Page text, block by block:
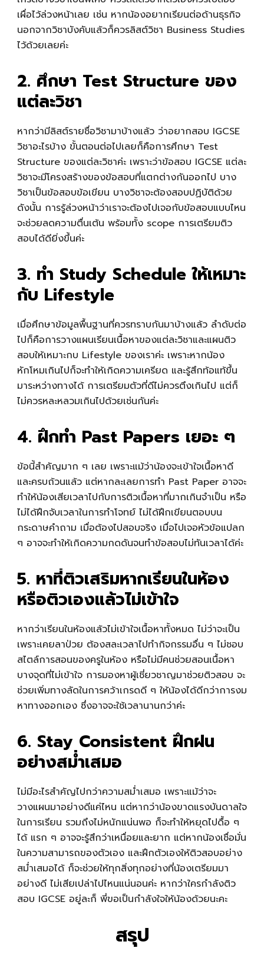
เผื่อไว้ล่วงหน้าเลย เช่น หากน้องอยากเรียนต่อด้านธุรกิจ
นอกจากวิชาบังคับแล้วก็ควรลิสต์วิชา Business Studies
ไว้ด้วยเลยค่ะ
2. ศึกษา Test Structure ของ
แต่ละวิชา
หากว่ามีลิสต์รายชื่อวิชามาบ้างแล้ว ว่าอยากสอบ IGCSE
วิชาอะไรบ้าง ขั้นตอนต่อไปเลยก็คือการศึกษา Test
Structure ของแต่ละวิชาค่ะ เพราะว่าข้อสอบ IGCSE แต่ละ
วิชาจะมีโครงสร้างของข้อสอบที่แตกต่างกันออกไป บาง
วิชาเป็นข้อสอบข้อเขียน บางวิชาจะต้องสอบปฏิบัติด้วย
ดังนั้น การรู้ล่วงหน้าว่าเราจะต้องไปเจอกับข้อสอบแบบไหน
จะช่วยลดความตื่นเต้น พร้อมทั้ง scope การเตรียมติว
สอบได้ดียิ่งขึ้นค่ะ
3. ทำ Study Schedule ให้เหมาะ
กับ Lifestyle
เมื่อศึกษาข้อมูลพื้นฐานที่ควรทราบกันมาบ้างแล้ว ลำดับต่อ
ไปก็คือการวางแผนเรียนเนื้อหาของแต่ละวิชาและแผนติว
สอบให้เหมาะกบ Lifestyle ของเราค่ะ เพราะหากน้อง
หักโหมเกินไปก็จะทำให้เกิดความเครียด และรู้สึกท้อแท้ขึ้น
มาระหว่างทางได้ การเตรียมตัวที่ดีไม่ควรตึงเกินไป แต่ก็
ไม่ควรหละหลวมเกินไปด้วยเช่นกันค่ะ
4. ฝึกทำ Past Papers เยอะ ๆ
ข้อนี้สำคัญมาก ๆ เลย เพราะแม้ว่าน้องจะเข้าใจเนื้อหาดี
และครบถ้วนแล้ว แต่หากละเลยการทำ Past Paper อาจจะ
ทำให้น้องเสียเวลาไปกับการติวเนื้อหาที่มากเกินจำเป็น หรือ
ไม่ได้ฝึกจับเวลาในการทำโจทย์ ไม่ได้ฝึกเขียนตอบบน
กระดาษคำถาม เมื่อต้องไปสอบจริง เมื่อไปเจอหัวข้อแปลก
ๆ อาจจะทำให้เกิดความกดดันจนทำข้อสอบไม่ทันเวลาได้ค่ะ
5. หาที่ติวเสริมหากเรียนในห้อง
หรือติวเองแล้วไม่เข้าใจ
หากว่าเรียนในห้องแล้วไม่เข้าใจเนื้อหาทั้งหมด ไม่ว่าจะเป็น
เพราะเคยลาป่วย ต้องสละเวลาไปทำกิจกรรมอื่น ๆ ไม่ชอบ
สไตล์การสอนของครูในห้อง หรือไม่มีคนช่วยสอนเนื้อหา
บางจุดที่ไม่เข้าใจ การมองหาผู้เชี่ยวชาญมาช่วยติวสอบ จะ
ช่วยเพิ่มทางลัดในการคว้าเกรดดี ๆ ให้น้องได้ดีกว่าการงม
หาทางออกเอง ซึ่งอาจจะใช้เวลานานกว่าค่ะ
6. Stay Consistent ฝึกฝน
อย่างสม่ำเสมอ
ไม่มีอะไรสำคัญไปกว่าความสม่ำเสมอ เพราะแม้ว่าจะ
วางแผนมาอย่างดีแค่ไหน แต่หากว่าน้องขาดแรงบันดาลใจ
ในการเรียน รวมถึงไม่หนักแน่นพอ ก็จะทำให้หยุดไปดื้อ ๆ
ได้ แรก ๆ อาจจะรู้สึกว่าเหนื่อยและยาก แต่หากน้องเชื่อมั่น
ในความสามารถของตัวเอง และฝึกตัวเองให้ติวสอบอย่าง
สม่ำเสมอได้ ก็จะช่วยให้ทุกสิ่งทุกอย่างที่น้องเตรียมมา
อย่างดี ไม่เสียเปล่าไปไหนแน่นอนค่ะ หากว่าใครกำลังติว
สอบ IGCSE อยู่ละก็ พี่ขอเป็นกำลังใจให้น้องด้วยนะคะ
สรุป